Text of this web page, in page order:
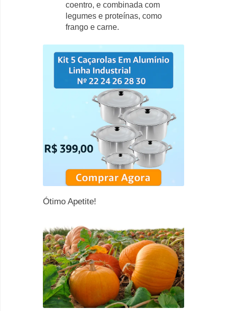
coentro, e combinada com
legumes e proteínas, como
frango e carne.
Ótimo Apetite!